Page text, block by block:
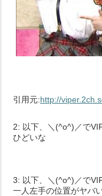
引用元:http://
2: 以下、＼(^o^)／で
ひどいな
3: 以下、＼(^o^)／で
一人左手の位置がヤバ